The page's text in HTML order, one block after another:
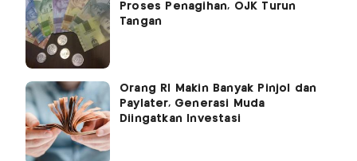
Proses Penagihan, OJK Turun
Tangan
Orang RI Makin Banyak Pinjol dan
Paylater, Generasi Muda
Diingatkan Investasi